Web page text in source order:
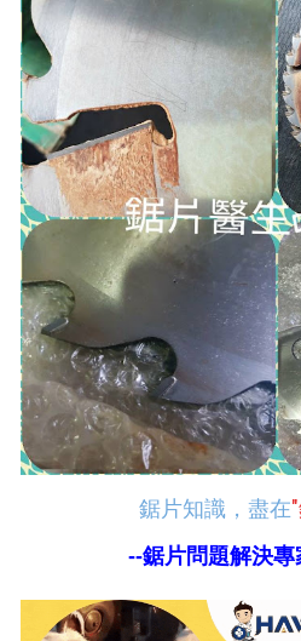
鋸片知識，盡在
--鋸片問題解決